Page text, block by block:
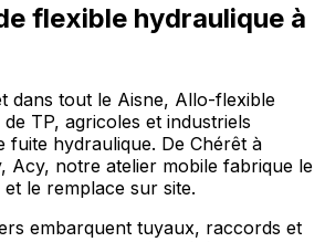
flexible hydraulique à
dans tout le Aisne, Allo-flexible
TP, agricoles et industriels
fuite hydraulique. De Chérêt à
Acy, notre atelier mobile fabrique le
le remplace sur site.
embarquent tuyaux, raccords et